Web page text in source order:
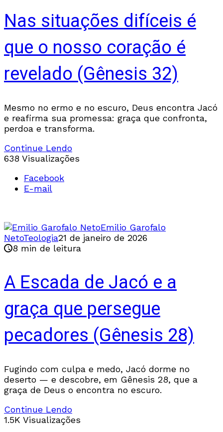
Nas situações difíceis é
que o nosso coração é
revelado (Gênesis 32)
Mesmo no ermo e no escuro, Deus encontra Jacó
e reafirma sua promessa: graça que confronta,
perdoa e transforma.
Continue Lendo
638 Visualizações
Facebook
E-mail
Emilio Garofalo
NetoTeologia21 de janeiro de 2026
8 min de leitura
A Escada de Jacó e a
graça que persegue
pecadores (Gênesis 28)
Fugindo com culpa e medo, Jacó dorme no
deserto — e descobre, em Gênesis 28, que a
graça de Deus o encontra no escuro.
Continue Lendo
1.5K Visualizações